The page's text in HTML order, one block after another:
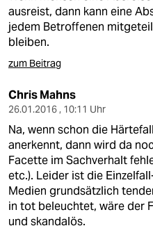
ausreist, dann kann eine
jedem Betroffenen
bleiben.
zum Beitrag
Chris Mahns
26.01.2016 , 10:11 Uhr
Na, wenn schon die
anerkennt, dann wird da
Facette im Sachverhalt
etc.). Leider ist die
Medien grundsätzlich
in tot beleuchtet, wäre der
und skandalös.